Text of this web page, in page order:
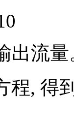
出流量
程, 得